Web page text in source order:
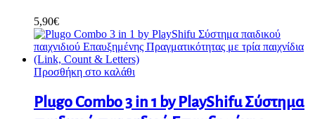
5,90€
Προσθήκη στο καλάθι
Plugo Combo 3 in 1 by PlayShifu Σύστημα